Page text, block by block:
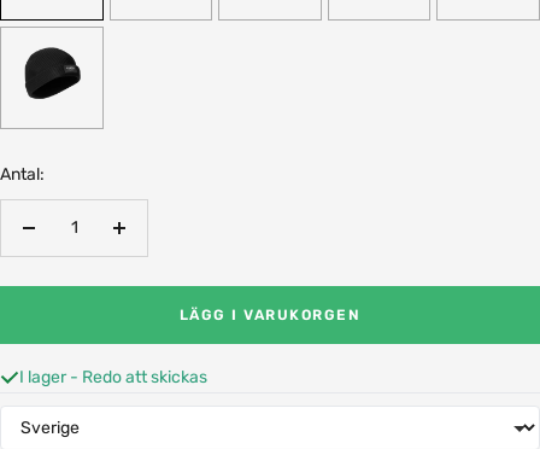
Antal:
Öka
LÄGG I VARUKORGEN
I lager - Redo att skickas